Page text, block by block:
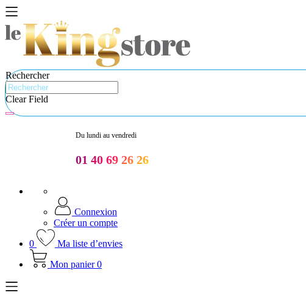
Rechercher
Clear Field
Du lundi au vendredi
01 40 69 26 26
Connexion
Créer un compte
0
Ma liste d’envies
Mon panier 0